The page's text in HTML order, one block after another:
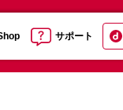
サポート